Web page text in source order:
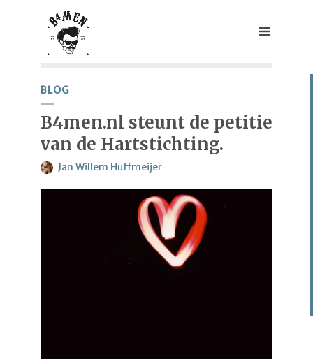
BLOG
B4men.nl steunt de petitie
van de Hartstichting.
Jan Willem Huffmeijer